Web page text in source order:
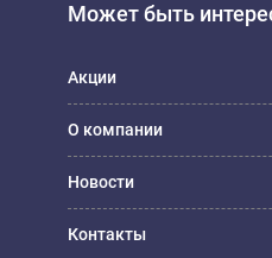
Может быть
Акции
О компании
Новости
Контакты